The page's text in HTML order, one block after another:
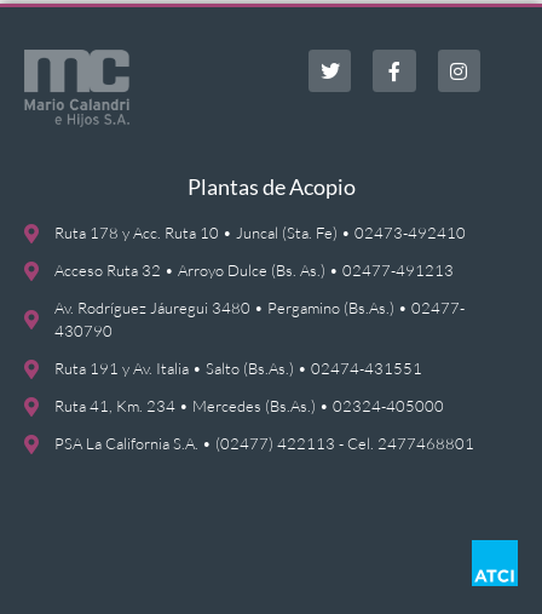
Plantas de Acopio
Ruta 178 y Acc. Ruta 10 • Juncal (Sta. Fe) • 02473-492410
Acceso Ruta 32 • Arroyo Dulce (Bs. As.) • 02477-491213
Av. Rodríguez Jáuregui 3480 • Pergamino (Bs.As.) • 02477-
430790
Ruta 191 y Av. Italia • Salto (Bs.As.) • 02474-431551
Ruta 41, Km. 234 • Mercedes (Bs.As.) • 02324-405000
PSA La California S.A. • (02477) 422113 - Cel. 2477468801